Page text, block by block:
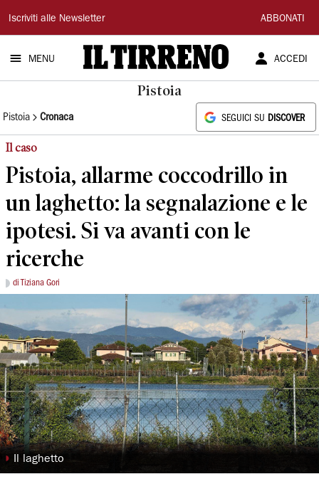
Il
Tirreno
Iscriviti alle Newsletter ABBONATI
MENU ACCEDI
Pistoia
Pistoia Cronaca SEGUICI SU DISCOVER
Il caso
Pistoia, allarme coccodrillo in
un laghetto: la segnalazione e le
ipotesi. Si va avanti con le
ricerche
di Tiziana Gori
◗ Il laghetto